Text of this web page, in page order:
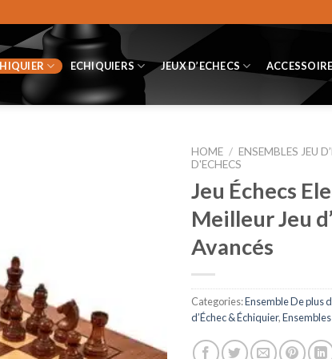
ECHIQUIERS JEUX D’ECHECS
HOME / ENSEMBLES JEU
D'ECHECS
Jeu Échecs
Meilleur Jeu
Avancés
Categories:Ensemble De plus
d’Échec & Échiquier,